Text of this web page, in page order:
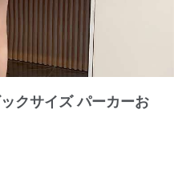
クサイズ パーカーお